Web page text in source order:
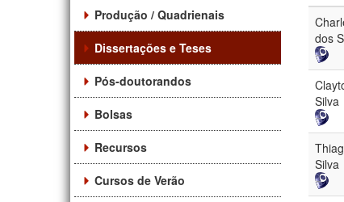
Produção / Quadrienais
Dissertações e Teses
Pós-doutorandos
Bolsas
Recursos
Cursos de Verão
dos
Silva
Silva